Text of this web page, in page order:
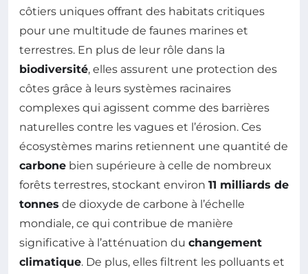
côtiers uniques offrant des habitats critiques
pour une multitude de faunes marines et
terrestres. En plus de leur rôle dans la
biodiversité, elles assurent une protection des
côtes grâce à leurs systèmes racinaires
complexes qui agissent comme des barrières
naturelles contre les vagues et l’érosion. Ces
écosystèmes marins retiennent une quantité de
carbone bien supérieure à celle de nombreux
forêts terrestres, stockant environ 11 milliards de
tonnes de dioxyde de carbone à l’échelle
mondiale, ce qui contribue de manière
significative à l’atténuation du changement
climatique. De plus, elles filtrent les polluants et